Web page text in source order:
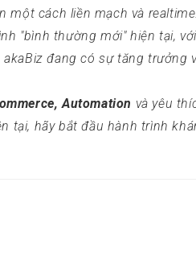
một cách liền mạch và realtime.
"bình thường mới" hiện tại,
đang có sự tăng trưởng
Automation và yêu
tại, hãy bắt đầu hành trình